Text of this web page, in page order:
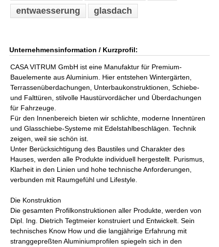
entwaesserung
glasdach
Unternehmensinformation / Kurzprofil:
CASA VITRUM GmbH ist eine Manufaktur für Premium-
Bauelemente aus Aluminium. Hier entstehen Wintergärten,
Terrassenüberdachungen, Unterbaukonstruktionen, Schiebe-
und Falttüren, stilvolle Haustürvordächer und Überdachungen
für Fahrzeuge.
Für den Innenbereich bieten wir schlichte, moderne Innentüren
und Glasschiebe-Systeme mit Edelstahlbeschlägen. Technik
zeigen, weil sie schön ist.
Unter Berücksichtigung des Baustiles und Charakter des
Hauses, werden alle Produkte individuell hergestellt. Purismus,
Klarheit in den Linien und hohe technische Anforderungen,
verbunden mit Raumgefühl und Lifestyle.
Die Konstruktion
Die gesamten Profilkonstruktionen aller Produkte, werden von
Dipl. Ing. Dietrich Tegtmeier konstruiert und Entwickelt. Sein
technisches Know How und die langjährige Erfahrung mit
stranggepreßten Aluminiumprofilen spiegeln sich in den